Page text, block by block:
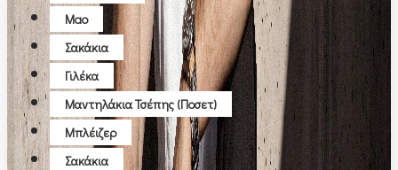
Μao
Σακάκια
Γιλέκα
Μαντηλάκια Τσέπης (ποσετ)
Μπλέιζερ
Σακάκια